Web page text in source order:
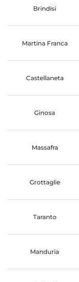
Brindisi
Martina Franca
Castellaneta
Ginosa
Massafra
Grottaglie
Taranto
Manduria